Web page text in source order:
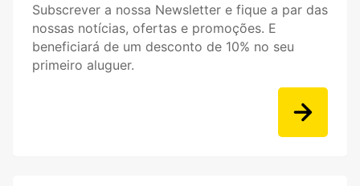
Subscrever a nossa Newsletter e fique a par das
nossas notícias, ofertas e promoções. E
beneficiará de um desconto de 10% no seu
primeiro aluguer.